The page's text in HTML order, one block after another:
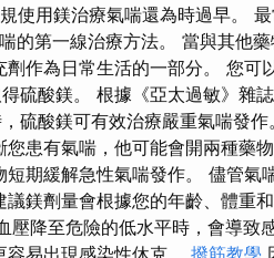
使用鎂治療氣喘還為時過早。
的第一線治療方法。 當與其他
作為日常生活的一部分。 您可
硫酸鎂。 根據《亞太過敏》雜
硫酸鎂可有效治療嚴重氣喘發作
患有氣喘，他可能會開兩種藥
期緩解急性氣喘發作。 儘管氣
鎂劑量會根據您的年齡、體重
降至危險的低水平時，會導致
易出現感染性休克。 撥筋教學